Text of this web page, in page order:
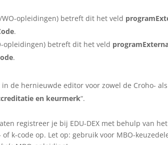
WO-opleidingen) betreft dit het veld
.
opleidingen) betreft dit het veld
.
de hernieuwde editor voor zowel de Croho-
en keurmerk“.
registreer je bij EDU-DEX met behulp van
k-code op. Let op: gebruik voor MBO-